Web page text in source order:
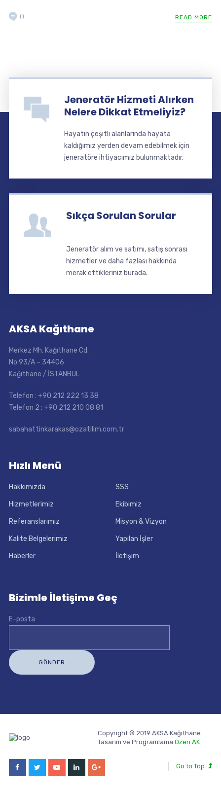
READ MORE
0
Jeneratör Hizmeti Alırken
Nelere Dikkat Etmeliyiz?
Hayatın çeşitli alanlarında hayata
kaldığımız yerden devam edebilmek için
jeneratöre ihtiyacımız bulunmaktadır.
Sıkça Sorulan Sorular
Jeneratör alım ve satımı, satış sonrası
hizmetler ve daha fazlası hakkında
merak ettikleriniz burada.
AKSA Kağıthane
Merkez Mh. Kağıthane Cd.
No:93/A – 34406
Kağıthane / İSTANBUL
Telefon : +90 212 222 13 38
Telefon 2 : +90 212 210 08 81
sabahattinkarakas@ozatilim.com.tr
Hızlı Menü
Hakkımızda SSS
Hizmetlerimiz Ekibimiz
Referanslarımız Misyon & Vizyon
Kalite Belgelerimiz Yapılan İşler
Haberler İletişim
Bizimle İletişime Geç
E-posta
Copyright © 2019 AKSA Kağıthane.
Tasarım ve Programlama Özen AK
Go to Top